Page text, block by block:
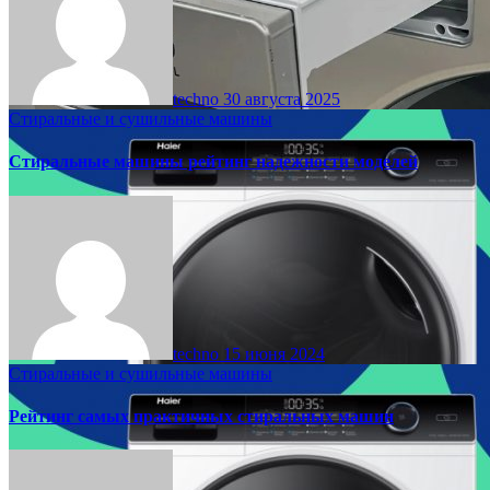
techno 30 августа 2025
Стиральные и сушильные машины
Стиральные машины рейтинг надежности моделей
techno 15 июня 2024
Стиральные и сушильные машины
Рейтинг самых практичных стиральных машин